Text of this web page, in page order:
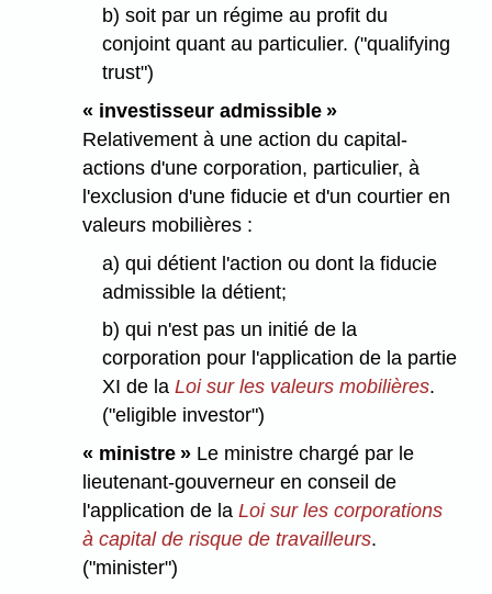
b) soit par un régime au profit du
conjoint quant au particulier. ("qualifying
trust")
« investisseur admissible »
Relativement à une action du capital-
actions d'une corporation, particulier, à
l'exclusion d'une fiducie et d'un courtier en
valeurs mobilières :
a) qui détient l'action ou dont la fiducie
admissible la détient;
b) qui n'est pas un initié de la
corporation pour l'application de la partie
XI de la Loi sur les valeurs mobilières.
("eligible investor")
« ministre » Le ministre chargé par le
lieutenant-gouverneur en conseil de
l'application de laLoi sur les corporations
à capital de risque de travailleurs.
("minister")